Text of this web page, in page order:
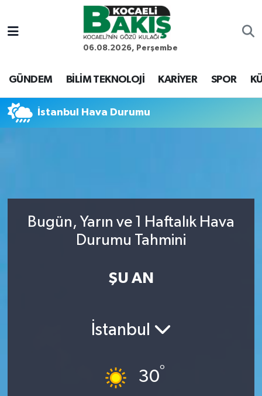
06.08.2026, Perşembe
GÜNDEM BİLİM TEKNOLOJİ KARİYER SPOR
İstanbul Hava Durumu
Bugün, Yarın ve 1 Haftalık Hava
Durumu Tahmini
ŞU AN
İstanbul
30°
Kocaeli Nöbetçi Eczaneler
Kocaeli Hava Durumu
Haber Arşivi